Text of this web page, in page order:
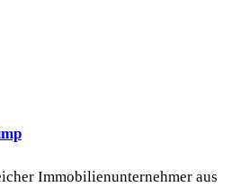
Immobilienunternehmer aus